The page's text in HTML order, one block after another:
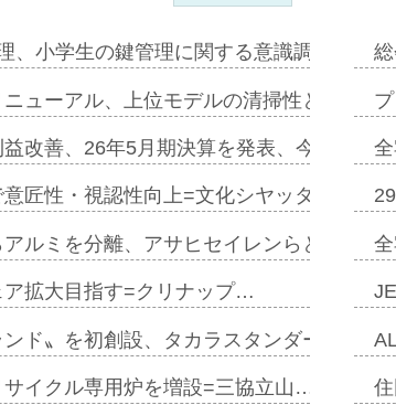
、小学生の鍵管理に関する意識調査
ニューアル、上位モデルの清掃性と安全
改善、26年5月期決算を発表、今期は増
匠性・視認性向上=文化シヤッター…
ルミを分離、アサヒセイレンらと協働開
ア拡大目指す=クリナップ…
ド〟を初創設、タカラスタンダードが新
イクル専用炉を増設=三協立山…